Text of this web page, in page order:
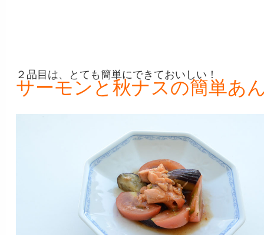
２品目は、とても簡単にできておいしい！
サーモンと秋ナスの簡単あ